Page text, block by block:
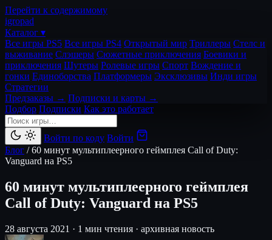
Перейти к содержимому
igropad
Каталог ▾
Все игры PS5 Все игры PS4 Открытый мир Триллеры Стелс и
выживание Слэшеры Сюжетные приключения Боевики и
приключения Шутеры Ролевые игры Спорт Вождение и
гонки Единоборства Платформеры Эксклюзивы Инди игры
Стратегии
Предзаказы → Подписки и карты →
Подбор Подписки Как это работает
Войти по коду Войти
Блог / 60 минут мультиплеерного геймплея Call of Duty:
Vanguard на PS5
60 минут мультиплеерного геймплея
Call of Duty: Vanguard на PS5
28 августа 2021 · 1 мин чтения · архивная новость